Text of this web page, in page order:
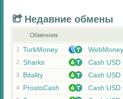
Недавние обмены
Обменник
1 TurkMoney
2 Sharks Cash USD
3 Bitality Cash USD
4 ProstoCash Cash USD